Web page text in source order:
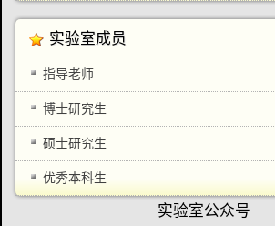
实验室成员
指导老师
博士研究生
硕士研究生
优秀本科生
实验室公众号